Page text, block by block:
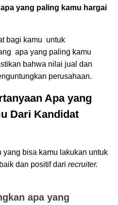
yang paling kamu hargai
bagi kamu untuk
apa yang paling kamu
bahwa nilai jual dan
perusahaan.
Apa yang
Dari Kandidat
yang bisa kamu lakukan untuk
dan positif dari recruiter.
apa yang